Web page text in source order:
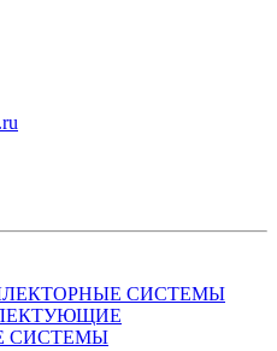
СИСТЕМЫ
СИСТЕМЫ